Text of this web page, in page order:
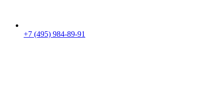
+7 (495) 984-89-91